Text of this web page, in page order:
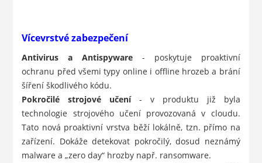
Vícevrstvé zabezpečení
Antivirus a Antispyware - poskytuje proaktivní
ochranu před všemi typy online i offline hrozeb a brání
šíření škodlivého kódu.
Pokročilé strojové učení- v produktu již byla
technologie strojového učení provozovaná v cloudu.
Tato nová proaktivní vrstva běží lokálně, tzn. přímo na
zařízení. Dokáže detekovat pokročilý, dosud neznámý
malware a „zero day“ hrozby např. ransomware.